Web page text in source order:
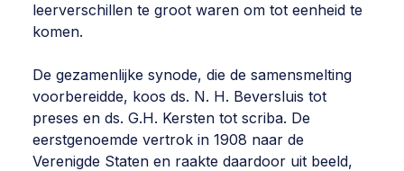
leerverschillen te groot waren om tot eenheid te
komen.
De gezamenlijke synode, die de samensmelting
voorbereidde, koos ds. N. H. Beversluis tot
preses en ds. G.H. Kersten tot scriba. De
eerstgenoemde vertrok in 1908 naar de
Verenigde Staten en raakte daardoor uit beeld,